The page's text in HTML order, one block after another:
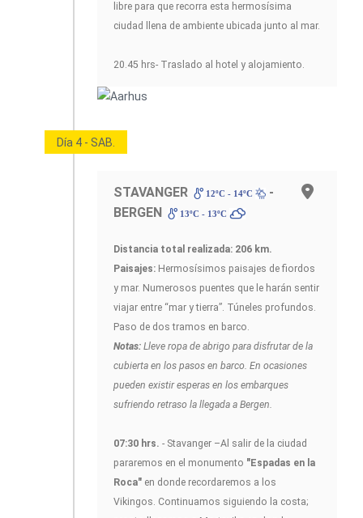
libre para que recorra esta hermosísima
ciudad llena de ambiente ubicada junto al mar.
20.45 hrs- Traslado al hotel y alojamiento.
Día 4 - SAB.
STAVANGER 12ºC - 14ºC
-
BERGEN
13ºC - 13ºC
Distancia total realizada: 206 km.
Paisajes: Hermosísimos paisajes de fiordos
y mar. Numerosos puentes que le harán sentir
viajar entre “mar y tierra”. Túneles profundos.
Paso de dos tramos en barco.
Notas: Lleve ropa de abrigo para disfrutar de la
cubierta en los pasos en barco. En ocasiones
pueden existir esperas en los embarques
sufriendo retraso la llegada a Bergen.
07:30 hrs. - Stavanger –Al salir de la ciudad
pararemos en el monumento "Espadas en la
Roca" en donde recordaremos a los
Vikingos. Continuamos siguiendo la costa;